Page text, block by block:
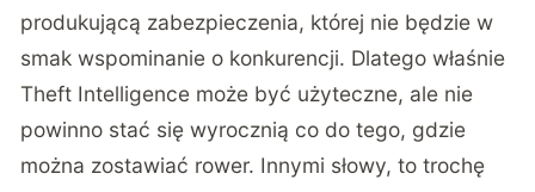
produkującą zabezpieczenia, której nie będzie w
smak wspominanie o konkurencji. Dlatego właśnie
Theft Intelligence może być użyteczne, ale nie
powinno stać się wyrocznią co do tego, gdzie
można zostawiać rower. Innymi słowy, to trochę